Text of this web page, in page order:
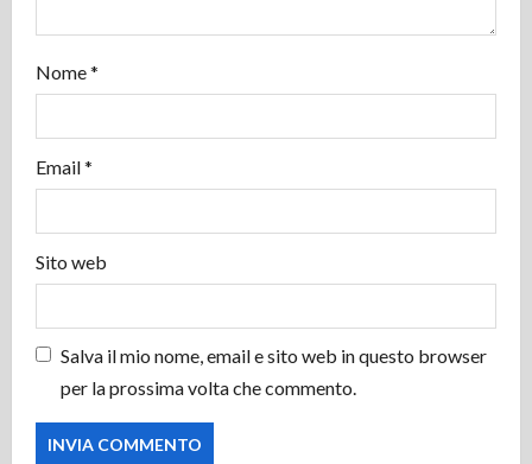
i
c
o
o
Nome*
Email*
Sito web
Salva il mio nome, email e sito web in questo browser
per la prossima volta che commento.